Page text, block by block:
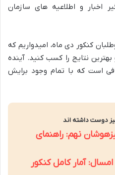
اخبار و اطلاعیه های سازمان
کنکور دی ماه، امیدواریم که
نتایج را کسب کنید. آینده
است که با تمام وجود برایش
دوست داشته اند
نهم: راهنمای
آمار کامل کنکور